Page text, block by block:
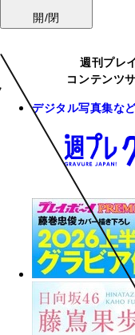
開/閉
週刊プレ
コンテンツ
デジタル写真集な